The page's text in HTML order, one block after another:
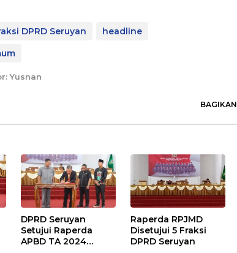
DPRD Seruyan
headline
Yusnan
BAGIKAN
DPRD Seruyan
Setujui Raperda
APBD TA 2024
Raperda RPJMD
Disetujui 5 Fraksi
DPRD Seruyan